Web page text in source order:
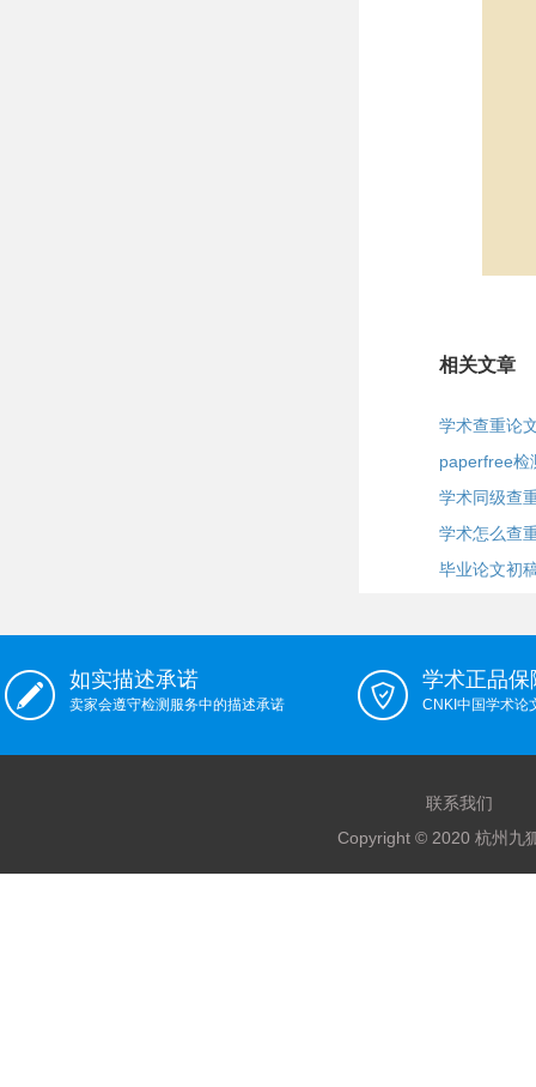
相关文章
学术查重论
paperfree检
学术同级查
学术怎么查
毕业论文初
如实描述承诺
卖家会遵守检测服务中的描述承诺
学术正品保
CNKI中国学术论
联系我们
Copyright © 2020 杭州九